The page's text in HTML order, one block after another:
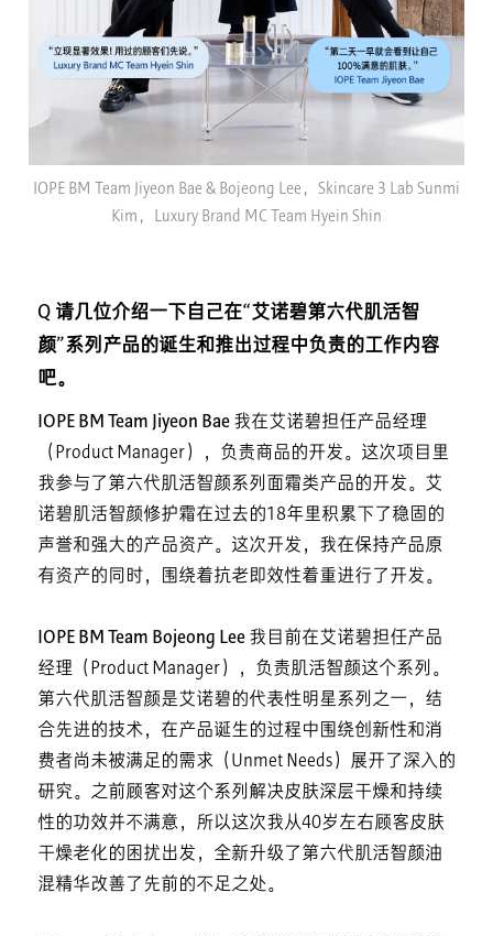
IOPE BM Team Jiyeon Bae & Bojeong Lee，Skincare 3 Lab Sunmi
Kim，Luxury Brand MC Team Hyein Shin
Q 请几位介绍一下自己在“艾诺碧第六代肌活智
颜”系列产品的诞生和推出过程中负责的工作内容
吧。
IOPE BM Team Jiyeon Bae我在艾诺碧担任产品经理
（Product Manager），负责商品的开发。这次项目里
我参与了第六代肌活智颜系列面霜类产品的开发。艾
诺碧肌活智颜修护霜在过去的18年里积累下了稳固的
声誉和强大的产品资产。这次开发，我在保持产品原
有资产的同时，围绕着抗老即效性着重进行了开发。
IOPE BM Team Bojeong Lee我目前在艾诺碧担任产品
经理（Product Manager），负责肌活智颜这个系列。
第六代肌活智颜是艾诺碧的代表性明星系列之一，结
合先进的技术，在产品诞生的过程中围绕创新性和消
费者尚未被满足的需求（Unmet Needs）展开了深入的
研究。之前顾客对这个系列解决皮肤深层干燥和持续
性的功效并不满意，所以这次我从40岁左右顾客皮肤
干燥老化的困扰出发，全新升级了第六代肌活智颜油
混精华改善了先前的不足之处。